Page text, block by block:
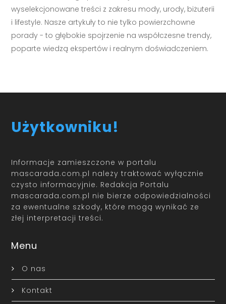
wyselekcjonowane treści z zakresu mody, urody, biżuterii
i lifestyle. Nasze artykuły to nie tylko powierzchowne
porady - to głębokie spojrzenie na współczesne trendy,
poparte wiedzą ekspertów i realnym doświadczeniem.
Użytkowniku!
Informacje zamieszczone w portalu
mascarada.com.pl należy traktować wyłącznie
czysto informacyjnie. Redakcja Portalu
mascarada.com.pl nie bierze odpowiedzialności
za ewentualne szkody, które mogą wynikać ze
złej interpretacji treści.
Menu
O nas
Kontakt